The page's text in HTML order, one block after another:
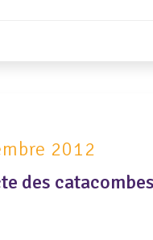
2012
des